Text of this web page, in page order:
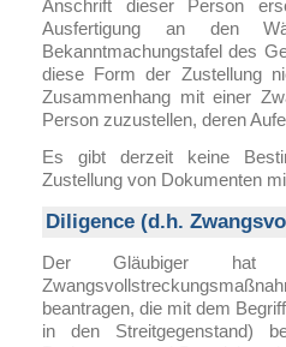
Anschrift dieser Person
Ausfertigung an den
Bekanntmachungstafel des
diese Form der Zustellung
Zusammenhang mit einer
Person zuzustellen, deren
Es gibt derzeit keine
Zustellung von Dokumenten
Diligence (d.h.
Der Gläubiger
beantragen, die mit dem
in den Streitgegenstand)